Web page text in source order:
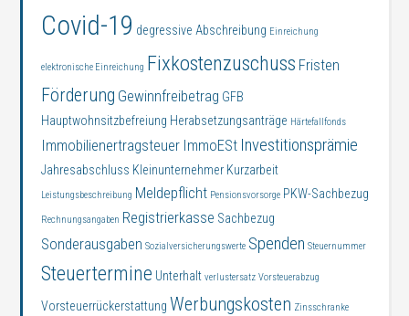
Covid-19 degressive Abschreibung Einreichung
elektronische Einreichung Fixkostenzuschuss Fristen
Förderung Gewinnfreibetrag GFB
Hauptwohnsitzbefreiung Herabsetzungsanträge Härtefallfonds
Immobilienertragsteuer ImmoESt Investitionsprämie
Jahresabschluss Kleinunternehmer Kurzarbeit
Leistungsbeschreibung Meldepflicht Pensionsvorsorge PKW-Sachbezug
Rechnungsangaben Registrierkasse Sachbezug
Sonderausgaben Sozialversicherungswerte Spenden Steuernummer
Steuertermine Unterhalt verlustersatz Vorsteuerabzug
Vorsteuerrückerstattung Werbungskosten Zinsschranke